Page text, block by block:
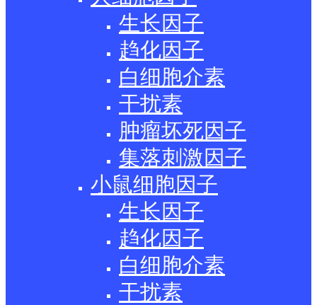
生长因子
趋化因子
白细胞介素
干扰素
肿瘤坏死因子
集落刺激因子
小鼠细胞因子
生长因子
趋化因子
白细胞介素
干扰素